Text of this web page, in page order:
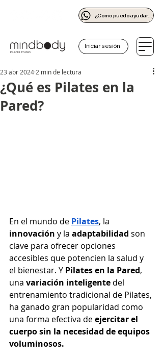
¿Cómo puedo ayudarte?
Iniciar sesión
¿Qué es Pilates en la
Pared?
23 abr 2024 2 min de lectura
En el mundo de Pilates, la
innovación y la adaptabilidad son
clave para ofrecer opciones
accesibles que potencien la salud y
el bienestar. Y Pilates en la Pared,
una variación inteligente del
entrenamiento tradicional de Pilates,
ha ganado gran popularidad como
una forma efectiva de ejercitar el
cuerpo sin la necesidad de equipos
voluminosos.